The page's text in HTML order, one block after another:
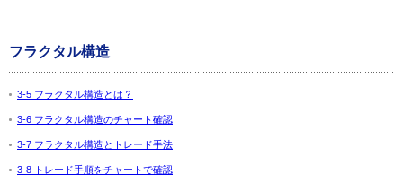
フラクタル構造
3-5 フラクタル構造とは？
3-6 フラクタル構造のチャート確認
3-7 フラクタル構造とトレード手法
3-8 トレード手順をチャートで確認